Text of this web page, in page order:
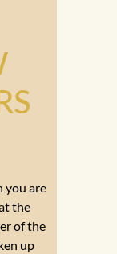
you are
the
of the
up